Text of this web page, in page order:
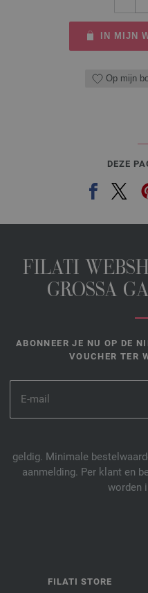
IN MIJN
Op mijn
DEZE
FILATI
GROSSA
ABONNEER JE NU OP DE
VOUCHER TER
geldig. Minimale
aanmelding. Per klant en
worden
FILATI STORE